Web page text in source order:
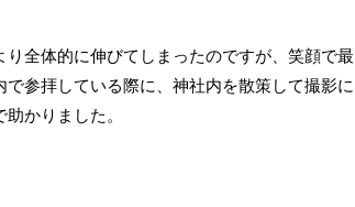
全体的に伸びてしまったのですが、笑顔で最
参拝している際に、神社内を散策して撮影に
かりました。